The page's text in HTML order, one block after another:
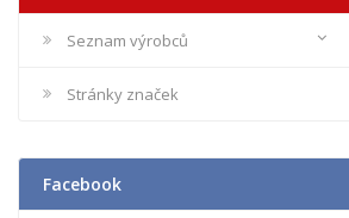
Seznam výrobců
Stránky značek
Facebook